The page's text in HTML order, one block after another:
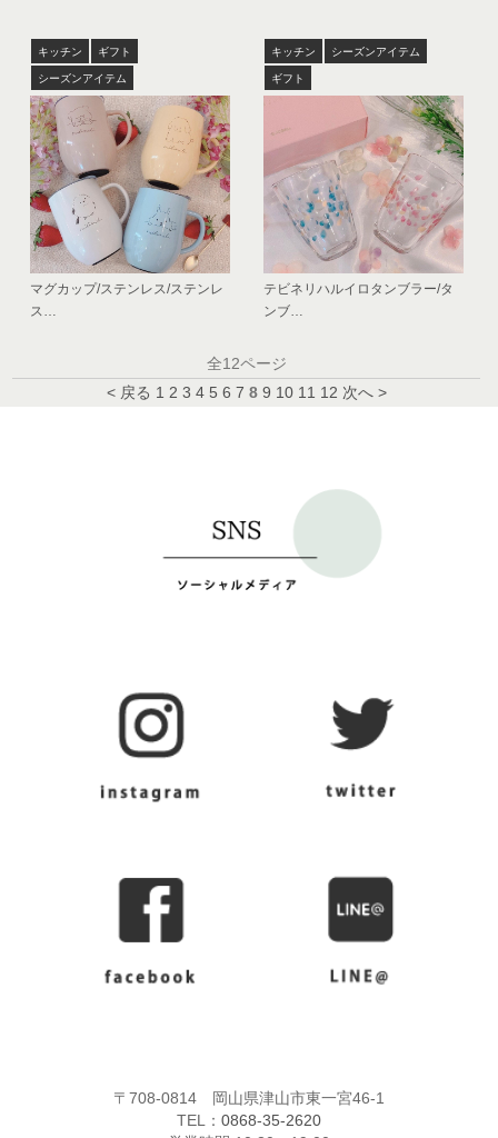
キッチン ギフト
シーズンアイテム
マグカップ/ステンレス/ステンレ
ス…
キッチン シーズンアイテム
ギフト
テビネリハルイロタンブラー/タ
ンブ…
全12ページ
< 戻る 1 2 3 4 5 6 7 8 9 10 11 12 次へ >
〒708-0814 岡山県津山市東一宮46-1
TEL： 0868-35-2620